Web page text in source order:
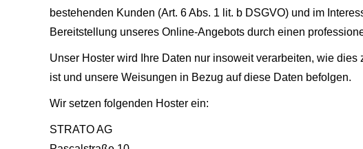
bestehenden Kunden (Art. 6 Abs. 1 lit. b DSGVO) und im
Bereitstellung unseres Online-Angebots durch einen
Unser Hoster wird Ihre Daten nur insoweit verarbeiten, wie
ist und unsere Weisungen in Bezug auf diese Daten befolgen.
Wir setzen folgenden Hoster ein:
STRATO AG